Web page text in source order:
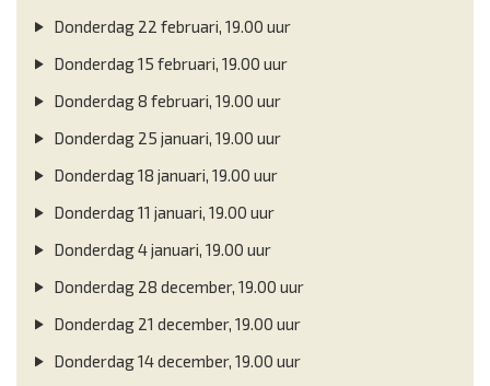
Donderdag 22 februari, 19.00 uur
Donderdag 15 februari, 19.00 uur
Donderdag 8 februari, 19.00 uur
Donderdag 25 januari, 19.00 uur
Donderdag 18 januari, 19.00 uur
Donderdag 11 januari, 19.00 uur
Donderdag 4 januari, 19.00 uur
Donderdag 28 december, 19.00 uur
Donderdag 21 december, 19.00 uur
Donderdag 14 december, 19.00 uur